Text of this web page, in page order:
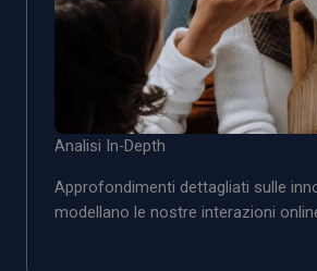
Analisi In-Depth
Approfondimenti dettagliati sulle
modellano le nostre interazioni